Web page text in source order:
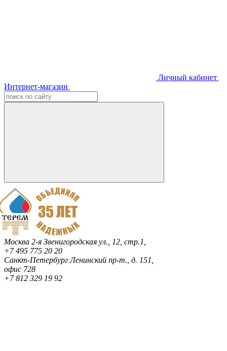
Личный кабинет
Интернет-магазин
Москва 2-я Звенигородская ул., 12, стр.1,
+7 495 775 20 20
Санкт-ПетербургЛенинский пр-т., д. 151,
офис 728
+7 812 329 19 92